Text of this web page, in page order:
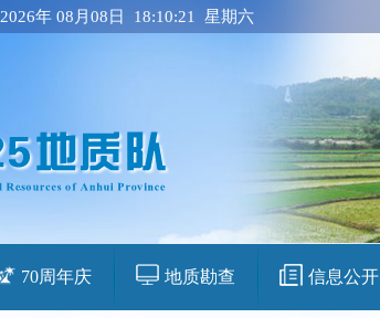
2026年 08月08日 18:10:21 星期六
70周年庆 地质勘查 信息公开